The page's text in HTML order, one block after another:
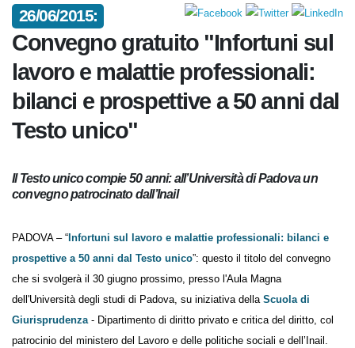
26/06/2015:
Convegno gratuito "Infortuni sul
lavoro e malattie professionali:
bilanci e prospettive a 50 anni dal
Testo unico"
Il Testo unico compie 50 anni: all’Università di Padova un
convegno patrocinato dall’Inail
PADOVA – “ Infortuni sul lavoro e malattie professionali: bilanci e
prospettive a 50 anni dal Testo unico”: questo il titolo del convegno
che si svolgerà il 30 giugno prossimo, presso l'Aula Magna
dell'Università degli studi di Padova, su iniziativa della Scuola di
Giurisprudenza- Dipartimento di diritto privato e critica del diritto, col
patrocinio del ministero del Lavoro e delle politiche sociali e dell’Inail.